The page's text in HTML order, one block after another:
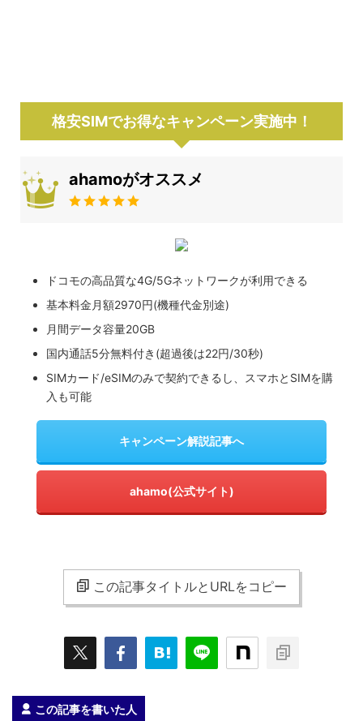
格安SIMでお得なキャンペーン実施中！
ahamoがオススメ
ドコモの高品質な4G/5Gネットワークが利用できる
基本料金月額2970円(機種代金別途)
月間データ容量20GB
国内通話5分無料付き(超過後は22円/30秒)
SIMカード/eSIMのみで契約できるし、スマホとSIMを購
入も可能
キャンペーン解説記事へ
ahamo(公式サイト)
この記事タイトルとURLをコピー
この記事を書いた人